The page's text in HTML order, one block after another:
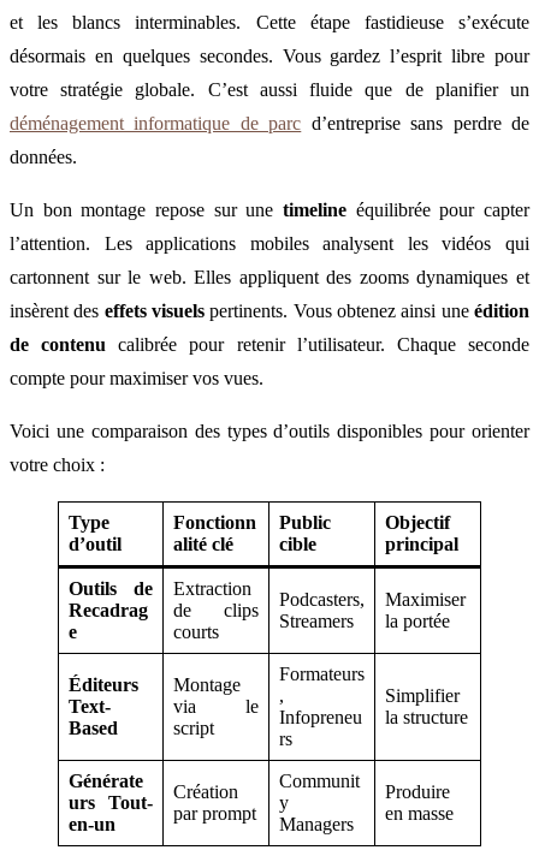
et les blancs interminables. Cette étape fastidieuse s’exécute
désormais en quelques secondes. Vous gardez l’esprit libre pour
votre stratégie globale. C’est aussi fluide que de planifier un
déménagement informatique de parc d’entreprise sans perdre de
données.
Un bon montage repose sur une timeline équilibrée pour capter
l’attention. Les applications mobiles analysent les vidéos qui
cartonnent sur le web. Elles appliquent des zooms dynamiques et
insèrent des effets visuels pertinents. Vous obtenez ainsi uneédition
de contenu calibrée pour retenir l’utilisateur. Chaque seconde
compte pour maximiser vos vues.
Voici une comparaison des types d’outils disponibles pour orienter
votre choix :
Type
d’outil
Fonctionn
alité clé
Public
cible
Objectif
principal
Outils de
Recadrag
e
Extraction
de clips
courts
Podcasters,
Streamers
Maximiser
la portée
Éditeurs
Text-
Based
Montage
via le
script
Formateurs
,
Infopreneu
rs
Simplifier
la structure
Générate
urs Tout-
en-un
Création
par prompt
Communit
y
Managers
Produire
en masse